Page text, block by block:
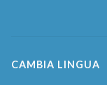
CAMBIA LINGUA